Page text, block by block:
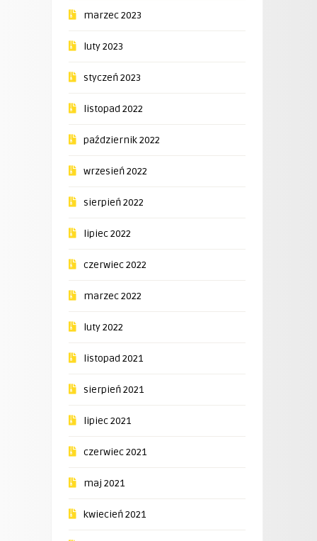
marzec 2023
luty 2023
styczeń 2023
listopad 2022
październik 2022
wrzesień 2022
sierpień 2022
lipiec 2022
czerwiec 2022
marzec 2022
luty 2022
listopad 2021
sierpień 2021
lipiec 2021
czerwiec 2021
maj 2021
kwiecień 2021